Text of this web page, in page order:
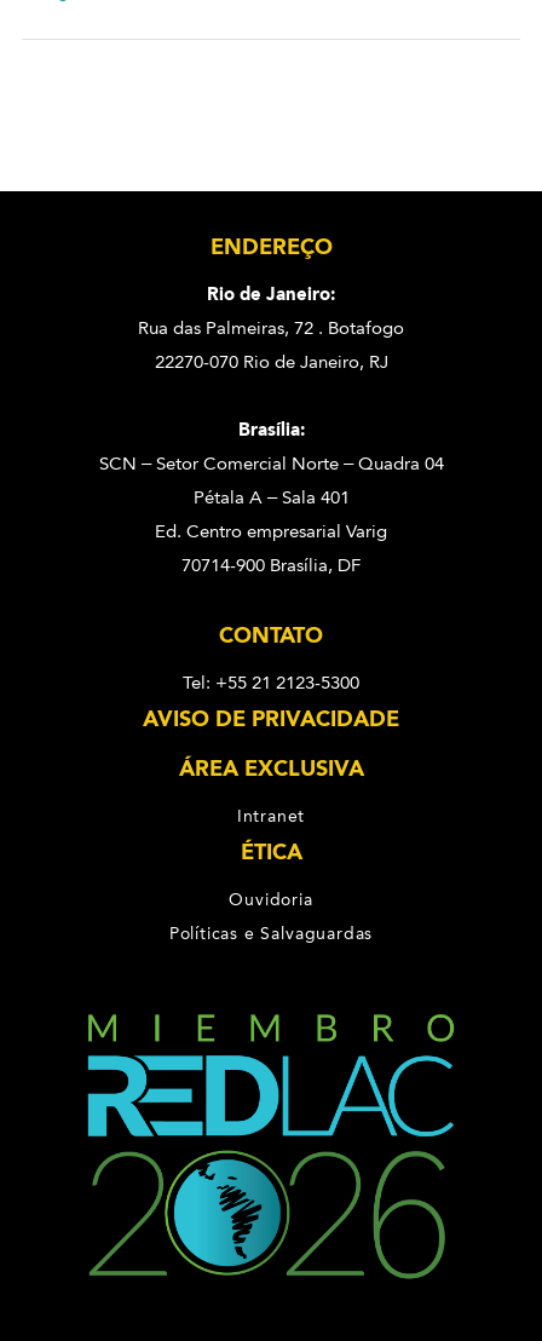
ENDEREÇO
Rio de Janeiro:
Rua das Palmeiras, 72 . Botafogo
22270-070 Rio de Janeiro, RJ
Brasília:
SCN – Setor Comercial Norte – Quadra 04
Pétala A – Sala 401
Ed. Centro empresarial Varig
70714-900 Brasília, DF
CONTATO
Tel: +55 21 2123-5300
AVISO DE PRIVACIDADE
ÁREA EXCLUSIVA
Intranet
ÉTICA
Ouvidoria
Políticas e Salvaguardas